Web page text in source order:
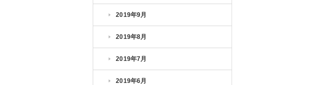
2019年9月
2019年8月
2019年7月
2019年6月